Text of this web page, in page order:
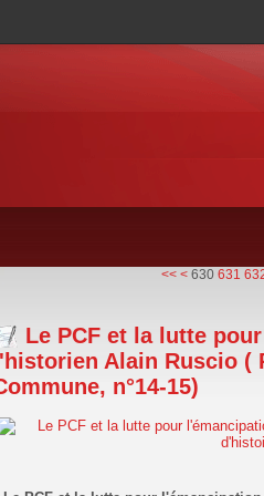
<< < 600
610
620
630 631
Le PCF et la lutte
l'historien Alain Ruscio (
n°14-15)